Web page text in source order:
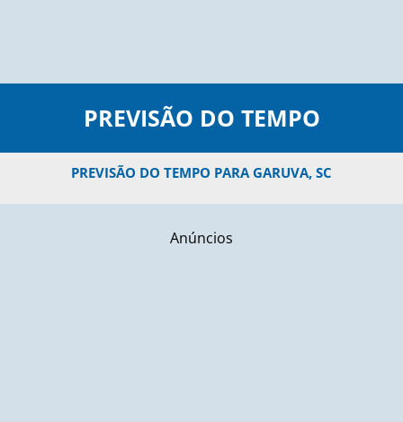
PREVISÃO DO TEMPO
PREVISÃO DO TEMPO PARA GARUVA, SC
Anúncios